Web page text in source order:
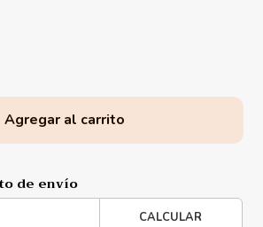
Agregar al carrito
de envío
CALCULAR